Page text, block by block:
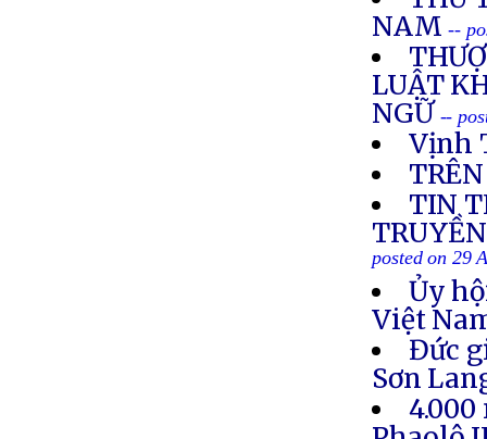
NAM--
LUẬT
NGỮ --
Vịnh
TIN
posted on 29
Ủy
Việt
Đức
Sơn